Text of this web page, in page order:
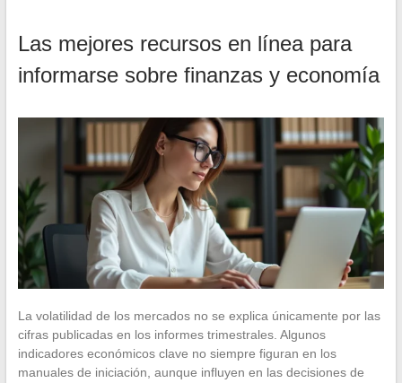
Las mejores recursos en línea para
informarse sobre finanzas y economía
La volatilidad de los mercados no se explica únicamente por las
cifras publicadas en los informes trimestrales. Algunos
indicadores económicos clave no siempre figuran en los
manuales de iniciación, aunque influyen en las decisiones de